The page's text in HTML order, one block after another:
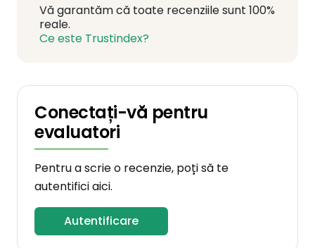
Vă garantăm că toate recenziile sunt 100%
reale.
Ce este Trustindex?
Conectați-vă pentru
evaluatori
Pentru a scrie o recenzie, poți să te
autentifici aici.
Autentificare